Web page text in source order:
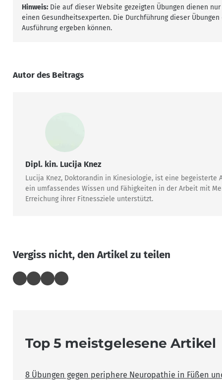
Hinweis: Die auf dieser Website gezeigten Übungen dienen
einen Gesundheitsexperten. Die Durchführung dieser
Ausführung ergeben können.
Autor des Beitrags
Dipl. kin. Lucija Knez
Lucija Knez, Doktorandin in Kinesiologie, ist eine
ein umfassendes Wissen und Fähigkeiten in der Arbeit mit
Erreichung ihrer Fitnessziele unterstützt.
Vergiss nicht, den Artikel zu teilen
Top 5 meistgelesene Artikel
8 Übungen gegen periphere Neuropathie in Füßen